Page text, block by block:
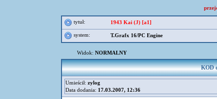
tytuł: 1943 Kai (J) [a1]
system: T.Grafx 16/PC Engine
Widok: NORMALNY
KOD
Umieścił: zylog
Data dodania: 17.03.2007, 12:36